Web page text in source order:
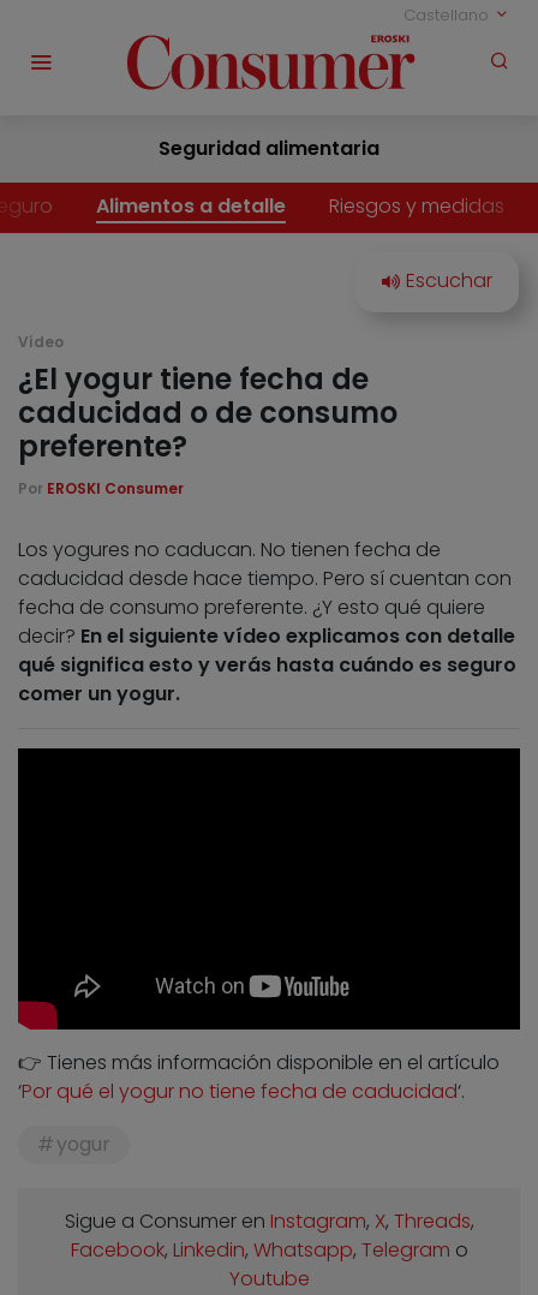
Castellano
Seguridad alimentaria
Alimentos a detalle Riesgos y medidas
Vídeo
¿El yogur tiene fecha de
caducidad o de consumo
preferente?
Por EROSKI Consumer
Los yogures no caducan. No tienen fecha de
caducidad desde hace tiempo. Pero sí cuentan con
fecha de consumo preferente. ¿Y esto qué quiere
decir? En el siguiente vídeo explicamos con detalle
qué significa esto y verás hasta cuándo es seguro
comer un yogur.
👉 Tienes más información disponible en el artículo
‘Por qué el yogur no tiene fecha de caducidad‘.
yogur
Sigue a Consumer en Instagram, X, Threads,
Facebook, Linkedin, Whatsapp, Telegram o
Youtube